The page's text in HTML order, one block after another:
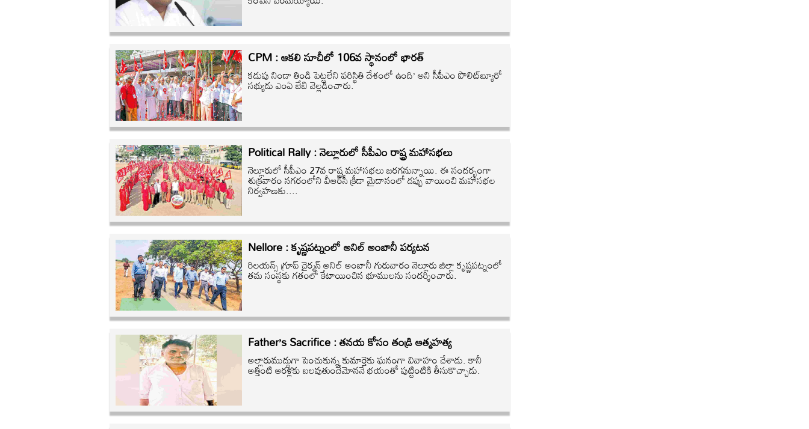
CPM : ఆకలి సూచీలో 106వ స్థానంలో భారత్‌
కడుపు నిండా తిండి పెట్టలేని పరిస్థితి దేశంలో ఉంది’ అని సీపీఎం పొలిట్‌బ్యూరో
సభ్యుడు ఎంఏ బేబి వెల్లడించారు.
Political Rally : నెల్లూరులో సీపీఎం రాష్ట్ర మహాసభలు
నెల్లూరులో సీపీఎం 27వ రాష్ట్ర మహాసభలు జరగనున్నాయి. ఈ సందర్భంగా
శుక్రవారం నగరంలోని వీఆర్‌సీ క్రీడా మైదానంలో డప్పు వాయించి మహాసభల
నిర్వహణకు....
Nellore : కృష్ణపట్నంలో అనిల్‌ అంబానీ పర్యటన
రిలయన్స్‌ గ్రూప్‌ చైర్మన్‌ అనిల్‌ అంబానీ గురువారం నెల్లూరు జిల్లా కృష్ణపట్నంలో
తమ సంస్థకు గతంలో కేటాయించిన భూములను సందర్శించారు.
Father’s Sacrifice : తనయ కోసం తండ్రి ఆత్మహత్య
అల్లారుముద్దుగా పెంచుకున్న కుమార్తెకు ఘనంగా వివాహం చేశాడు. కానీ
అత్తింటి ఆరళ్లకు బలవుతుందేమోననే భయంతో పుట్టింటికి తీసుకొచ్చాడు.